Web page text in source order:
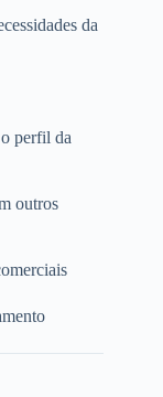
da
perfil da
outros